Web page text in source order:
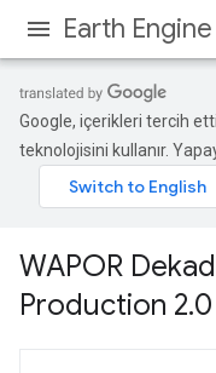
Earth
Google, içerikleri tercih
teknolojisini kullanır.
WAPOR
Production 2.0